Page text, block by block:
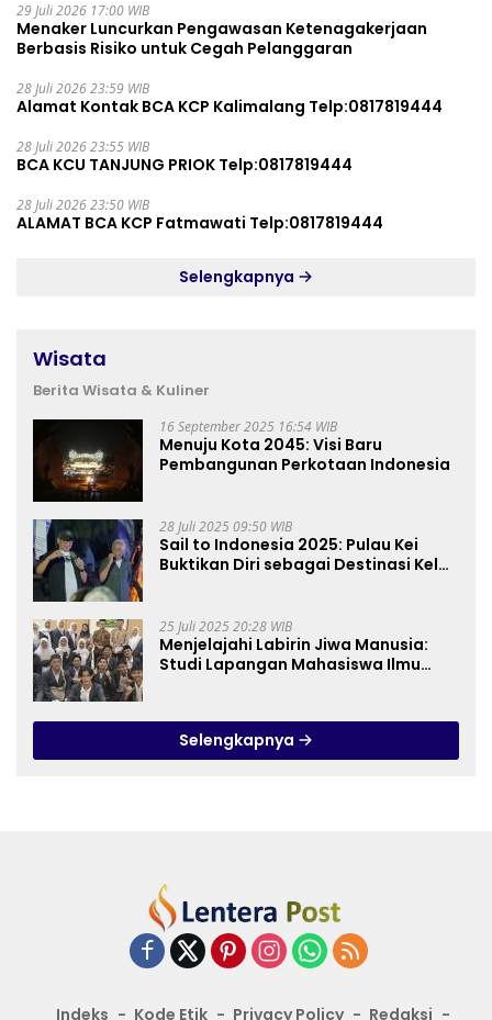
29 Juli 2026 17:00 WIB
Menaker Luncurkan Pengawasan Ketenagakerjaan
Berbasis Risiko untuk Cegah Pelanggaran
28 Juli 2026 23:59 WIB
Alamat Kontak BCA KCP Kalimalang Telp:0817819444
28 Juli 2026 23:55 WIB
BCA KCU TANJUNG PRIOK Telp:0817819444
28 Juli 2026 23:50 WIB
ALAMAT BCA KCP Fatmawati Telp:0817819444
Selengkapnya
Wisata
Berita Wisata & Kuliner
16 September 2025 16:54 WIB
Menuju Kota 2045: Visi Baru
Pembangunan Perkotaan Indonesia
28 Juli 2025 09:50 WIB
Sail to Indonesia 2025: Pulau Kei
Buktikan Diri sebagai Destinasi Kelas
25 Juli 2025 20:28 WIB
Menjelajahi Labirin Jiwa Manusia:
Studi Lapangan Mahasiswa Ilmu
Selengkapnya
Indeks Kode Etik Privacy Policy Redaksi